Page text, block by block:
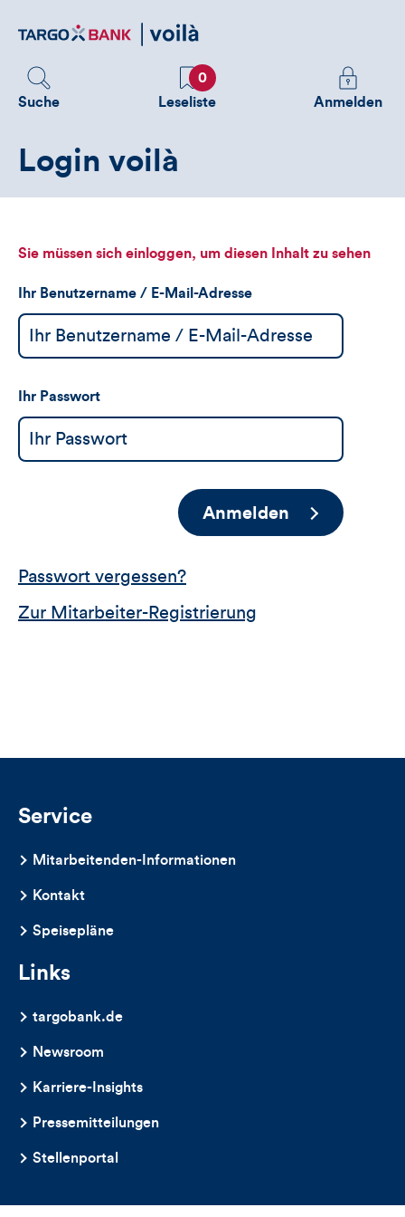
zum
Suche
Favoriten
0
Leseliste
Melden
Sie
sehen
Anmelden
Login voilà
Sie müssen sich einloggen, um diesen Inhalt zu sehen
Ihr Benutzername / E-Mail-Adresse
Ihr Passwort
Anmelden
Passwort vergessen?
Zur Mitarbeiter-Registrierung
Service
Mitarbeitenden-Informationen
Kontakt
Speisepläne
Links
targobank.de
Newsroom
Karriere-Insights
Pressemitteilungen
Stellenportal